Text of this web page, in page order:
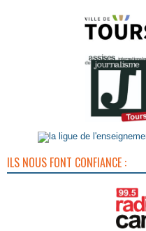
ILS NOUS FONT CONFIANCE :